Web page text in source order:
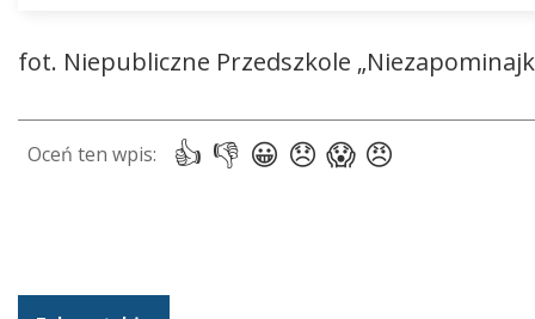
fot. Niepubliczne Przedszkole